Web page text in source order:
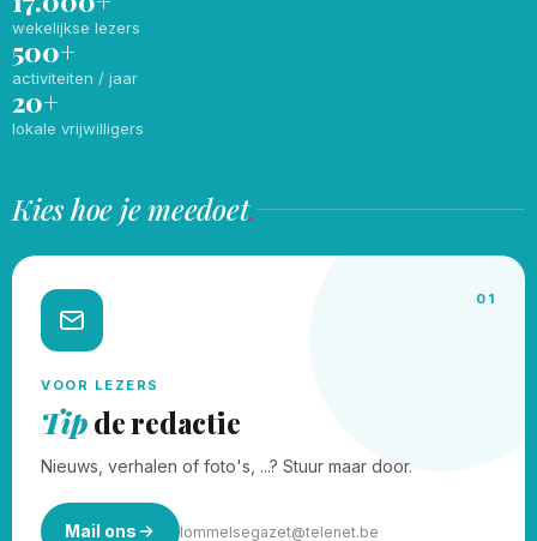
wekelijkse lezers
500+
activiteiten / jaar
20+
lokale vrijwilligers
Kies hoe je meedoet.
01
VOOR LEZERS
Tipde redactie
Nieuws, verhalen of foto's, ...? Stuur maar door.
Mail ons lommelsegazet@telenet.be